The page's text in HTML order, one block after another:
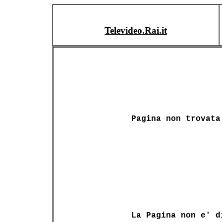
Televideo.Rai.it
Pagina non trovata
La Pagina non e'